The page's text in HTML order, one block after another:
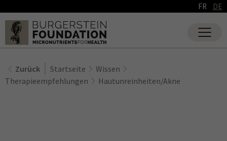
FR DE
Zurück Startseite
Wissen
Therapieempfehlungen
Hautunreinheiten/Akne